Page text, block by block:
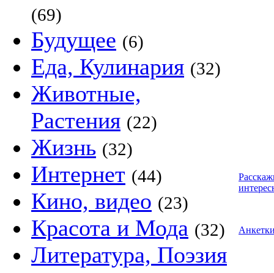
(69)
Будущее (6)
Еда, Кулинария (32)
Животные,
Растения (22)
Жизнь (32)
Интернет (44)
Кино, видео (23)
Красота и Мода (32)
Литература, Поэзия